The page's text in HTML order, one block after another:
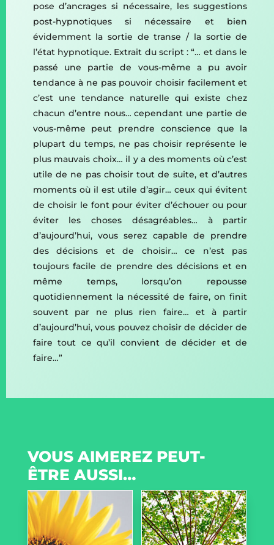
pose d’ancrages si nécessaire, les suggestions
post-hypnotiques si nécessaire et bien
évidemment la sortie de transe / la sortie de
l’état hypnotique. Extrait du script : “… et dans le
passé une partie de vous-même a pu avoir
tendance à ne pas pouvoir choisir facilement et
c’est une tendance naturelle qui existe chez
chacun d’entre nous… cependant une partie de
vous-même peut prendre conscience que la
plupart du temps, ne pas choisir représente le
plus mauvais choix… il y a des moments où c’est
utile de ne pas choisir tout de suite, et d’autres
moments où il est utile d’agir… ceux qui évitent
de choisir le font pour éviter d’échouer ou pour
éviter les choses désagréables… à partir
d’aujourd’hui, vous serez capable de prendre
des décisions et de choisir… ce n’est pas
toujours facile de prendre des décisions et en
même temps, lorsqu’on repousse
quotidiennement la nécessité de faire, on finit
souvent par ne plus rien faire… et à partir
d’aujourd’hui, vous pouvez choisir de décider de
faire tout ce qu’il convient de décider et de
faire…”
VOUS AIMEREZ PEUT-
ÊTRE AUSSI…